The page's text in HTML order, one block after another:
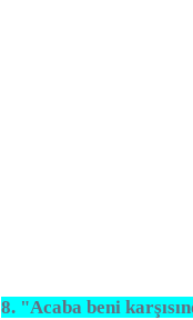
8. "Acaba beni